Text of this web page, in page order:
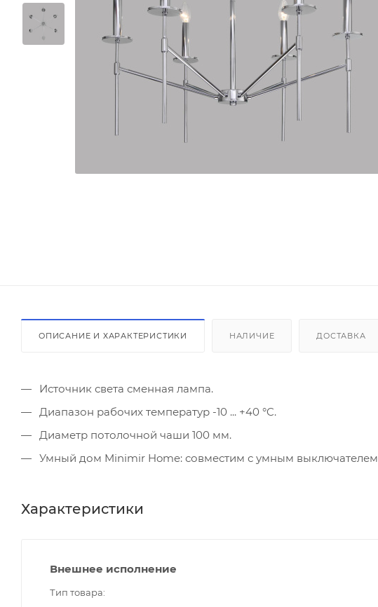
ОПИСАНИЕ И ХАРАКТЕРИСТИКИ НАЛИЧИЕ ДОСТАВКА
Источник света сменная лампа.
Диапазон рабочих температур -10 ... +40 °C.
Диаметр потолочной чаши 100 мм.
Умный дом Minimir Home: совместим с умным
Характеристики
Внешнее исполнение
Тип товара